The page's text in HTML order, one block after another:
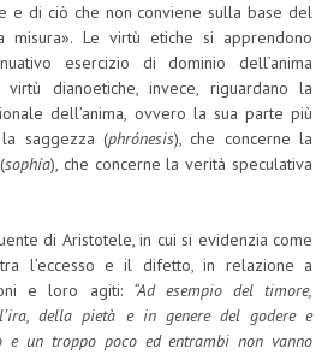
e di ciò che non conviene sulla base del
misura». Le virtù etiche si apprendono
esercizio di dominio dell’anima
dianoetiche, invece, riguardano la
dell’anima, ovvero la sua parte più
saggezza (phrónesis), che concerne la
sophía), che concerne la verità speculativa
di Aristotele, in cui si evidenzia come
l’eccesso e il difetto, in relazione a
e loro agiti: “Ad esempio del timore,
della pietà e in genere del godere e
e un troppo poco ed entrambi non vanno